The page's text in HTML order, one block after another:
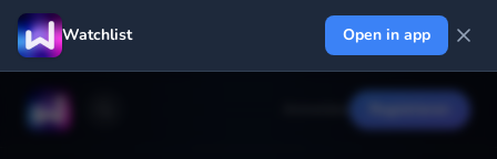
Watchlist Open in app